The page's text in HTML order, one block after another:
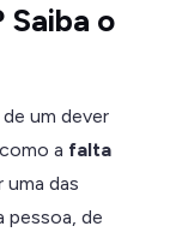
Saiba o
um dever
a falta
uma das
pessoa, de